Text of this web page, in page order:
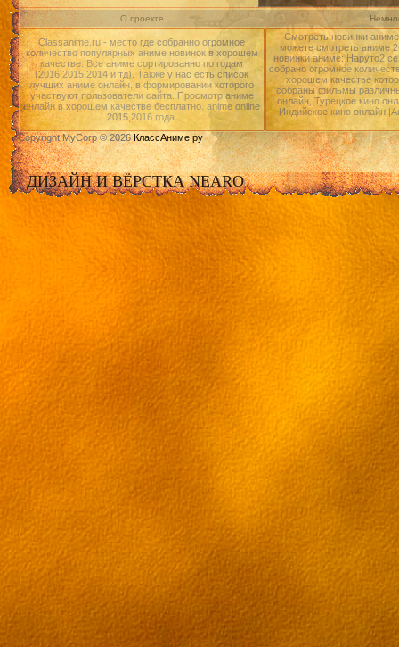
О проекте
Classanime.ru - место где собранно огромное
количество популярных аниме новинок в хорошем
качестве. Все аниме сортированно по годам
(2016,2015,2014 и тд). Также у нас есть список
лучших аниме онлайн, в формировании которого
участвуют пользователи сайта. Просмотр аниме
онлайн в хорошем качестве бесплатно. anime online
2015,2016 года.
Смотреть новинки
можете смотреть аниме
новинки аниме: Наруто2
собрано огромное
хорошем качестве
собраны фильмы
онлайн, Турецкое кино
Индийское кино
Copyright MyCorp © 2026КлассАниме.ру
ДИЗАЙН И ВЁРСТКА NEARO